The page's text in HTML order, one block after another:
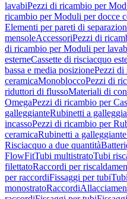
lavabiPezzi di ricambio per
ricambio per Moduli per docce
Elementi per pareti di
mensoleAccessoriPezzi di
di ricambio per Moduli per
esterneCassette di risciacquo
bassa e media posizionePezzi di
ceramicaMonobloccoPezzi di
riduttori di flussoMateriali di
OmegaPezzi di ricambio per
galleggianteRubinetti a
incassoPezzi di ricambio per
ceramicaRubinetti a
Risciacquo a due quantità
FlowFitTubi multistratoTubi
filettatoRaccordi per
per raccordiFissaggi per tubi
monostratoRaccordi